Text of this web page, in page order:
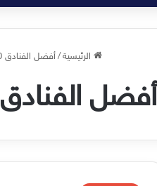
الرئيسية/أفضل الفنادق 2020
أفضل الفنادق 2020